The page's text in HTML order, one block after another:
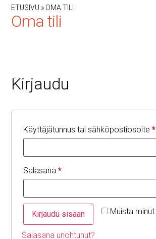
ETUSIVU » OMA TILI
Oma tili
Kirjaudu
Käyttäjätunnus tai sähköpostiosoite *
Salasana *
Muista minut
Kirjaudu sisään
Salasana unohtunut?